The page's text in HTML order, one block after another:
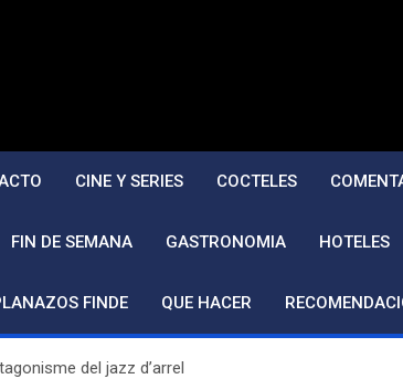
CINE Y SERIES COCTELES
FIN DE SEMANA GASTRONOMIA HOTELES
FINDE QUE HACER
del jazz d’arrel